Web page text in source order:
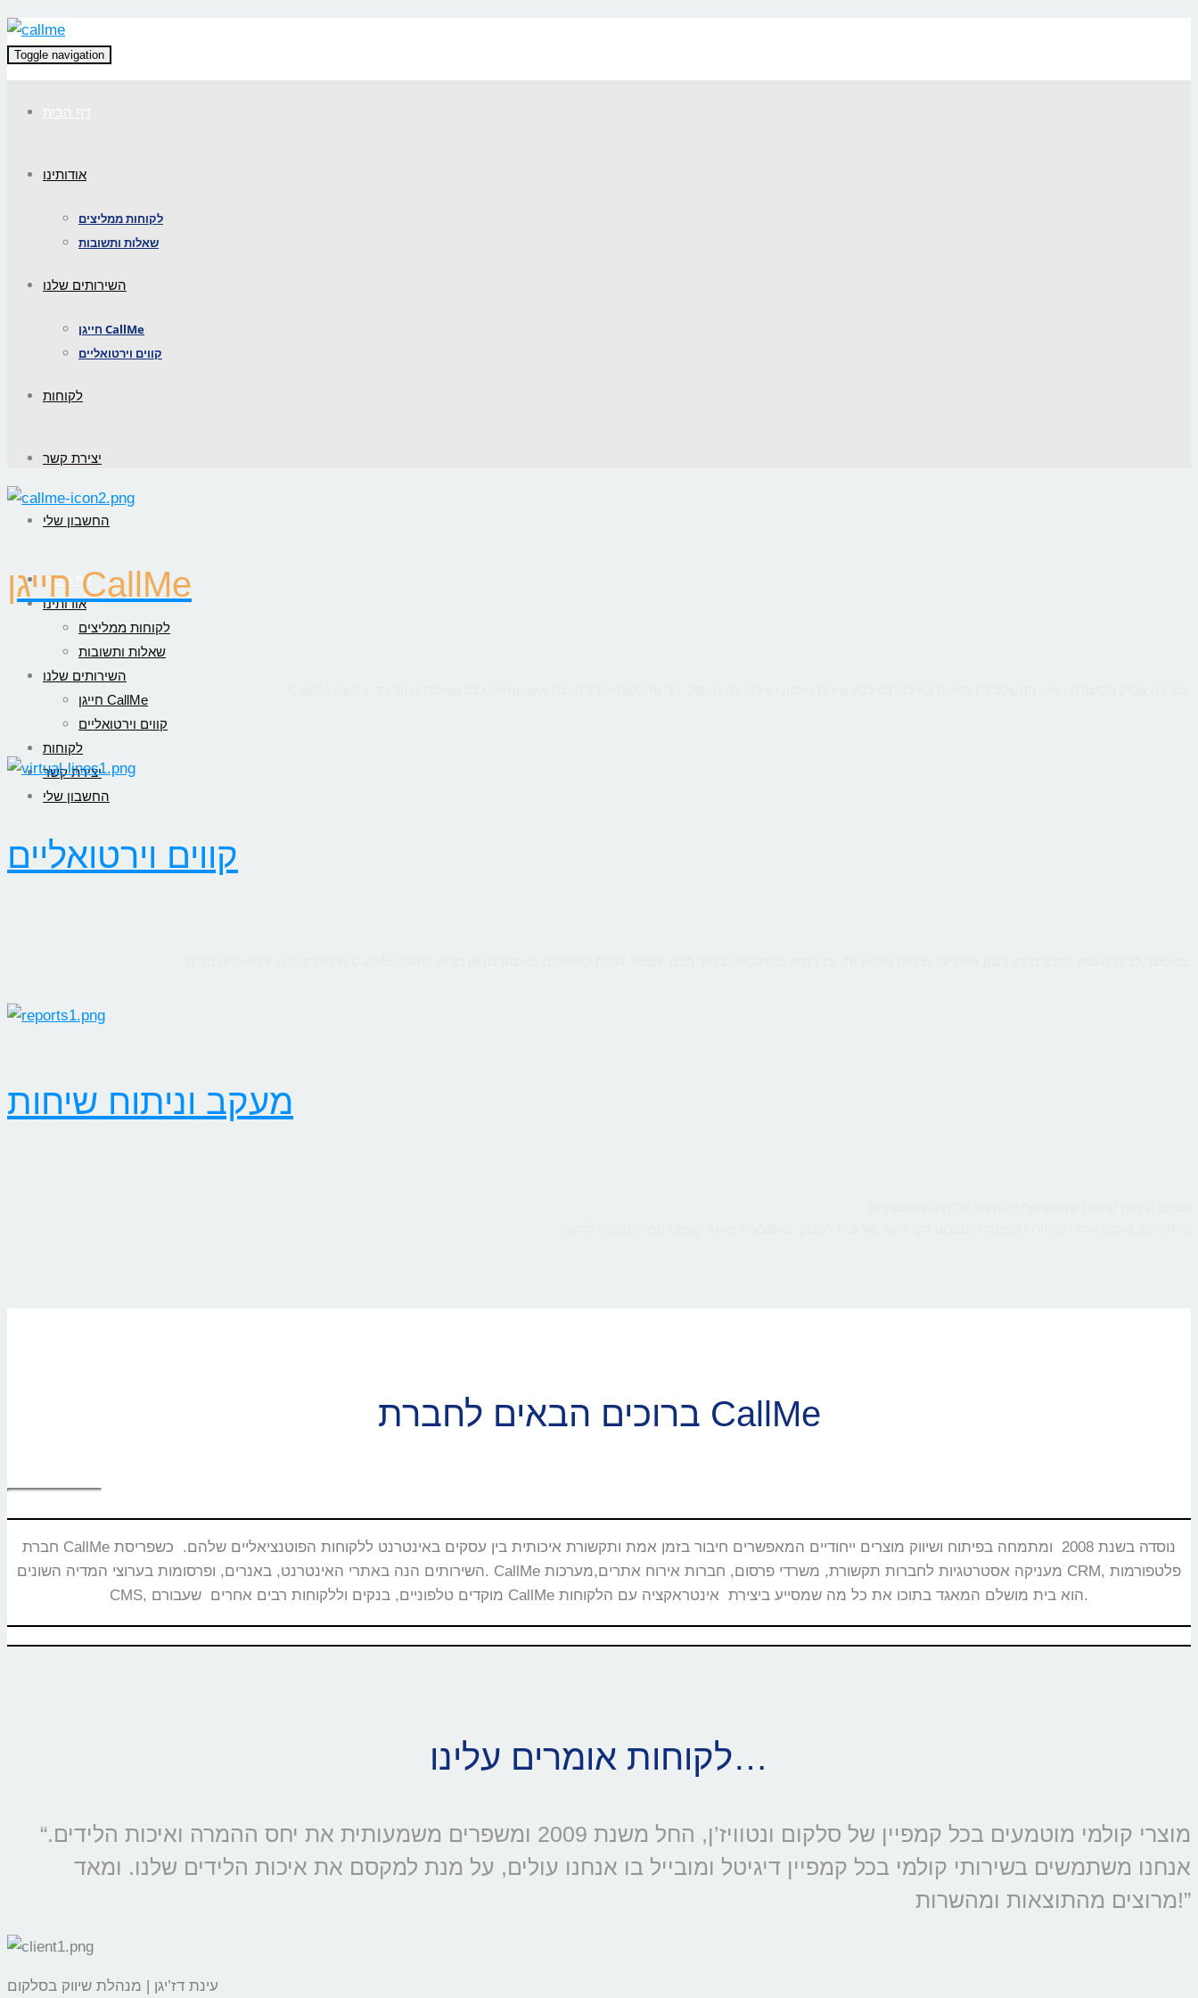
Toggle navigation
אודותינו
לקוחות ממליצים
שאלות ותשובות
השירותים שלנו
חייגן CallMe
קווים וירטואליים
לקוחות
יצירת קשר
החשבון שלי
דף הבית
אודותינו
לקוחות ממליצים
שאלות ותשובות
השירותים שלנו
חייגן CallMe
קווים וירטואליים
לקוחות
יצירת קשר
החשבון שלי
חייגן CallMe
קווים וירטואליים
מעקב וניתוח שיחות
ברוכים הבאים לחברת CallMe
חברת CallMe נוסדה בשנת 2008 ומתמחה בפיתוח ושיווק מוצרים ייחודיים המאפשרים חיבור בזמן אמת ותקשורת איכותית בין עסקים באינטרנט ללקוחות הפוטנציאליים שלהם. כשפריסת
השירותים הנה באתרי האינטרנט, באנרים, ופרסומות בערוצי המדיה השונים. CallMe מעניקה אסטרטגיות לחברות תקשורת, משרדי פרסום, חברות אירוח אתרים,מערכות CRM, פלטפורמות
CMS, מוקדים טלפוניים, בנקים וללקוחות רבים אחרים שעבורם CallMe הוא בית מושלם המאגד בתוכו את כל מה שמסייע ביצירת אינטראקציה עם הלקוחות.
לקוחות אומרים עלינו…
“מוצרי קולמי מוטמעים בכל קמפיין של סלקום ונטוויז’ן, החל משנת 2009 ומשפרים משמעותית את יחס ההמרה ואיכות הלידים.
אנחנו משתמשים בשירותי קולמי בכל קמפיין דיגיטל ומובייל בו אנחנו עולים, על מנת למקסם את איכות הלידים שלנו. ומאד
מרוצים מהתוצאות ומהשרות!”
עינת דז’יגן | מנהלת שיווק בסלקום